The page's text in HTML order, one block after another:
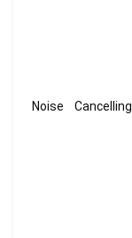
میکروفون , کلید مدیریت میزان صدا , Noise Cancelling